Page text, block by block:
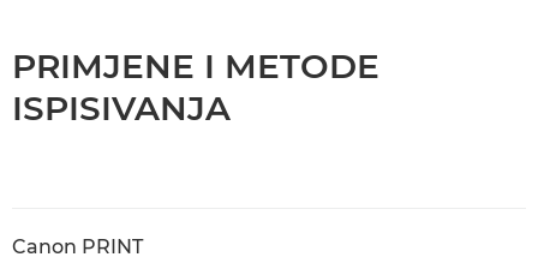
PRIMJENE I METODE
ISPISIVANJA
Canon PRINT